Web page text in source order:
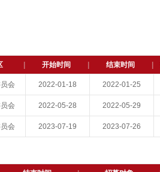
开始时间 结束时间
会 2022-01-18 2022-01-25
会 2022-05-28 2022-05-29
会 2023-07-19 2023-07-26